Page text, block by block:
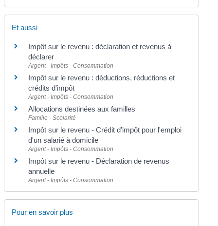
Et aussi
Impôt sur le revenu : déclaration et revenus à
déclarer
Argent - Impôts - Consommation
Impôt sur le revenu : déductions, réductions et
crédits d'impôt
Argent - Impôts - Consommation
Allocations destinées aux familles
Famille - Scolarité
Impôt sur le revenu - Crédit d'impôt pour l'emploi
d'un salarié à domicile
Argent - Impôts - Consommation
Impôt sur le revenu - Déclaration de revenus
annuelle
Argent - Impôts - Consommation
Pour en savoir plus